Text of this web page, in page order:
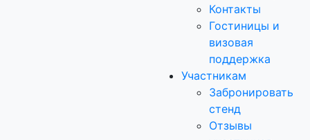
Контакты
Гостиницы и
визовая
поддержка
Участникам
Забронировать
стенд
Отзывы